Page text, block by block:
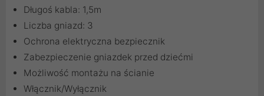
Długoś kabla: 1,5m
Liczba gniazd: 3
Ochrona elektryczna bezpiecznik
Zabezpieczenie gniazdek przed dziećmi
Możliwość montażu na ścianie
Włącznik/Wyłącznik